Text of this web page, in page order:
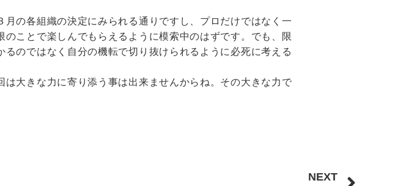
の各組織の決定にみられる通りですし、プロだけではなく一
ことで楽しんでもらえるように模索中のはずです。でも、限
のではなく自分の機転で切り抜けられるように必死に考える
大きな力に寄り添う事は出来ませんからね。その大きな力で
NEXT